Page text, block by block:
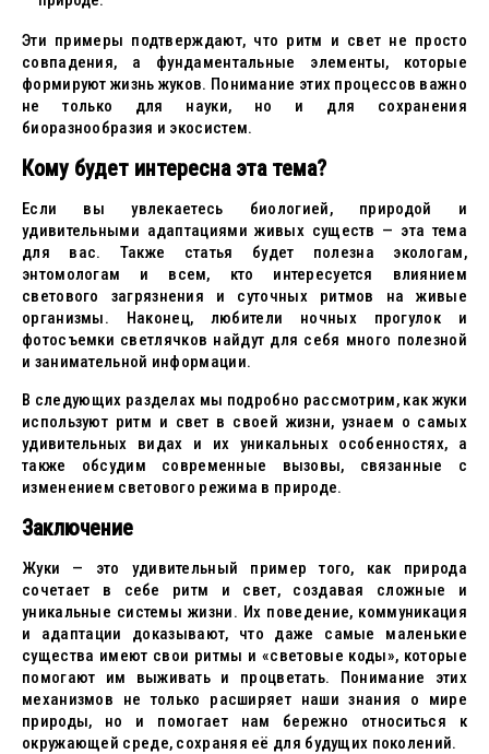
Эти примеры подтверждают, что ритм и свет не просто
совпадения, а фундаментальные элементы, которые
формируют жизнь жуков. Понимание этих процессов важно
не только для науки, но и для сохранения
биоразнообразия и экосистем.
Кому будет интересна эта тема?
Если вы увлекаетесь биологией, природой и
удивительными адаптациями живых существ — эта тема
для вас. Также статья будет полезна экологам,
энтомологам и всем, кто интересуется влиянием
светового загрязнения и суточных ритмов на живые
организмы. Наконец, любители ночных прогулок и
фотосъемки светлячков найдут для себя много полезной
и занимательной информации.
В следующих разделах мы подробно рассмотрим, как жуки
используют ритм и свет в своей жизни, узнаем о самых
удивительных видах и их уникальных особенностях, а
также обсудим современные вызовы, связанные с
изменением светового режима в природе.
Заключение
Жуки — это удивительный пример того, как природа
сочетает в себе ритм и свет, создавая сложные и
уникальные системы жизни. Их поведение, коммуникация
и адаптации доказывают, что даже самые маленькие
существа имеют свои ритмы и «световые коды», которые
помогают им выживать и процветать. Понимание этих
механизмов не только расширяет наши знания о мире
природы, но и помогает нам бережно относиться к
окружающей среде, сохраняя её для будущих поколений.